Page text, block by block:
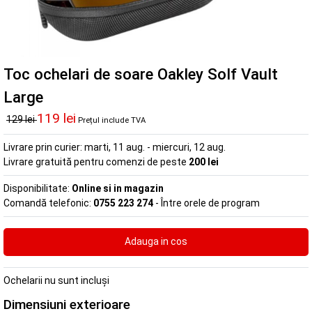
Toc ochelari de soare Oakley Solf Vault
Large
129 lei119 lei Prețul include TVA
Livrare prin curier: marti, 11 aug. - miercuri, 12 aug.
Livrare gratuită pentru comenzi de peste 200 lei
Disponibilitate: Online si in magazin
Comandă telefonic: 0755 223 274 - Între orele de program
Ochelarii nu sunt incluși
Dimensiuni exterioare